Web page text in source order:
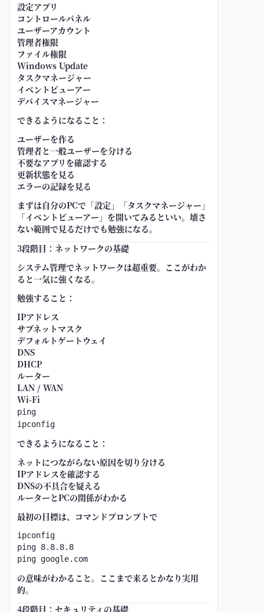
設定アプリ
コントロールパネル
ユーザーアカウント
管理者権限
ファイル権限
Windows Update
タスクマネージャー
イベントビューアー
デバイスマネージャー
できるようになること：
ユーザーを作る
管理者と一般ユーザーを分ける
不要なアプリを確認する
更新状態を見る
エラーの記録を見る
まずは自分のPCで「設定」「タスクマネージャー」
「イベントビューアー」を開いてみるといい。壊さ
ない範囲で見るだけでも勉強になる。
3段階目：ネットワークの基礎
システム管理でネットワークは超重要。ここがわか
ると一気に強くなる。
勉強すること：
IPアドレス
サブネットマスク
デフォルトゲートウェイ
DNS
DHCP
ルーター
LAN / WAN
Wi-Fi
ping
ipconfig
できるようになること：
ネットにつながらない原因を切り分ける
IPアドレスを確認する
DNSの不具合を疑える
ルーターとPCの関係がわかる
最初の目標は、コマンドプロンプトで
ipconfig
ping 8.8.8.8
の意味がわかること。ここまで来るとかなり実用
的。
4段階目：セキュリティの基礎